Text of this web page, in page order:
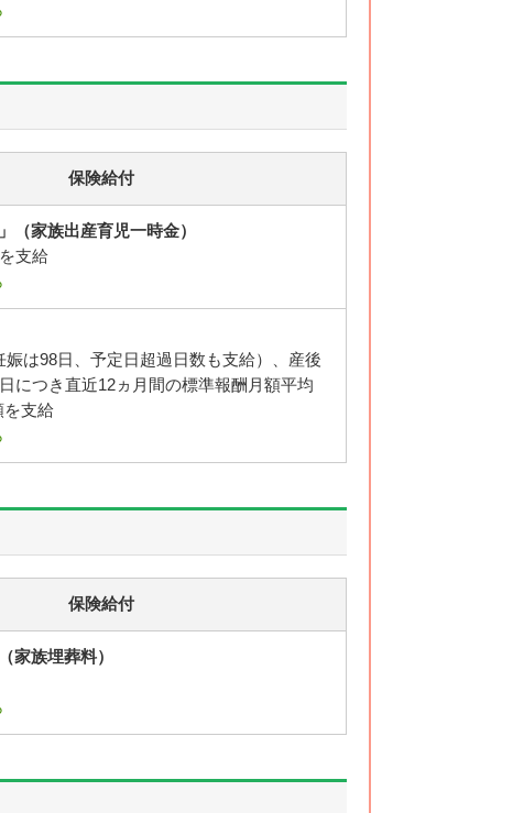
保険給付
（家族出産育児一時金）
支給
娠は98日、予定日超過日数も支給）、産後
につき直近12ヵ月間の標準報酬月額平均
を支給
保険給付
家族埋葬料）